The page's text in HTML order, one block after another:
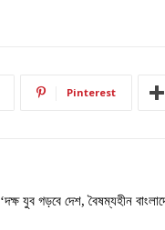
Pinterest
‘দক্ষ যুব গড়বে দেশ, বৈষম্যহীন